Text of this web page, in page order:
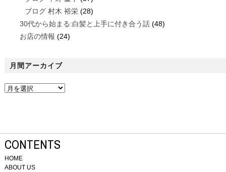
ブログ 村木 裕栄(28)
30代から始まる:白髪と上手に付き合う話(48)
お店の情報 (24)
月間アーカイブ
CONTENTS
HOME
ABOUT US